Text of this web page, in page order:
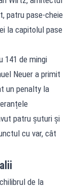
patru pase-cheie
la capitolul pase
141 de mingi
Neuer a primit
un penalty la
patru șuturi și
cu var, cât
de la